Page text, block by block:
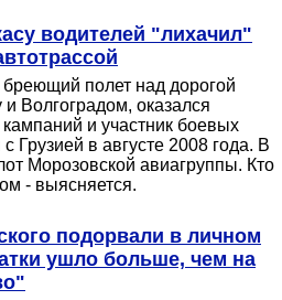
водителей "лихачил"
полет над дорогой
Волгоградом, оказался
и участник боевых
Грузией в августе 2008 года. В
Морозовской авиагруппы. Кто
- выясняется.
подорвали в личном
ушло больше, чем на